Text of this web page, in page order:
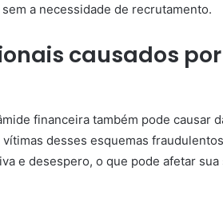
a necessidade de recrutamento.
causados
financeira também pode causar
desses esquemas fraudulentos
e desespero, o que pode afetar sua